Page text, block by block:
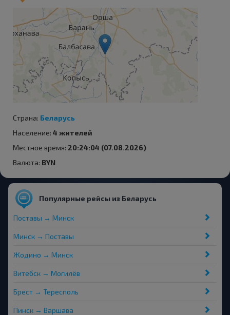
Страна: Беларусь
Население: 4 жителей
Местное время: 20:24:04 (07.08.2026)
Валюта: BYN
Популярные рейсы из Беларусь
Поставы → Минск
Минск → Поставы
Жодино → Минск
Витебск → Могилёв
Брест → Тересполь
Пинск → Варшава